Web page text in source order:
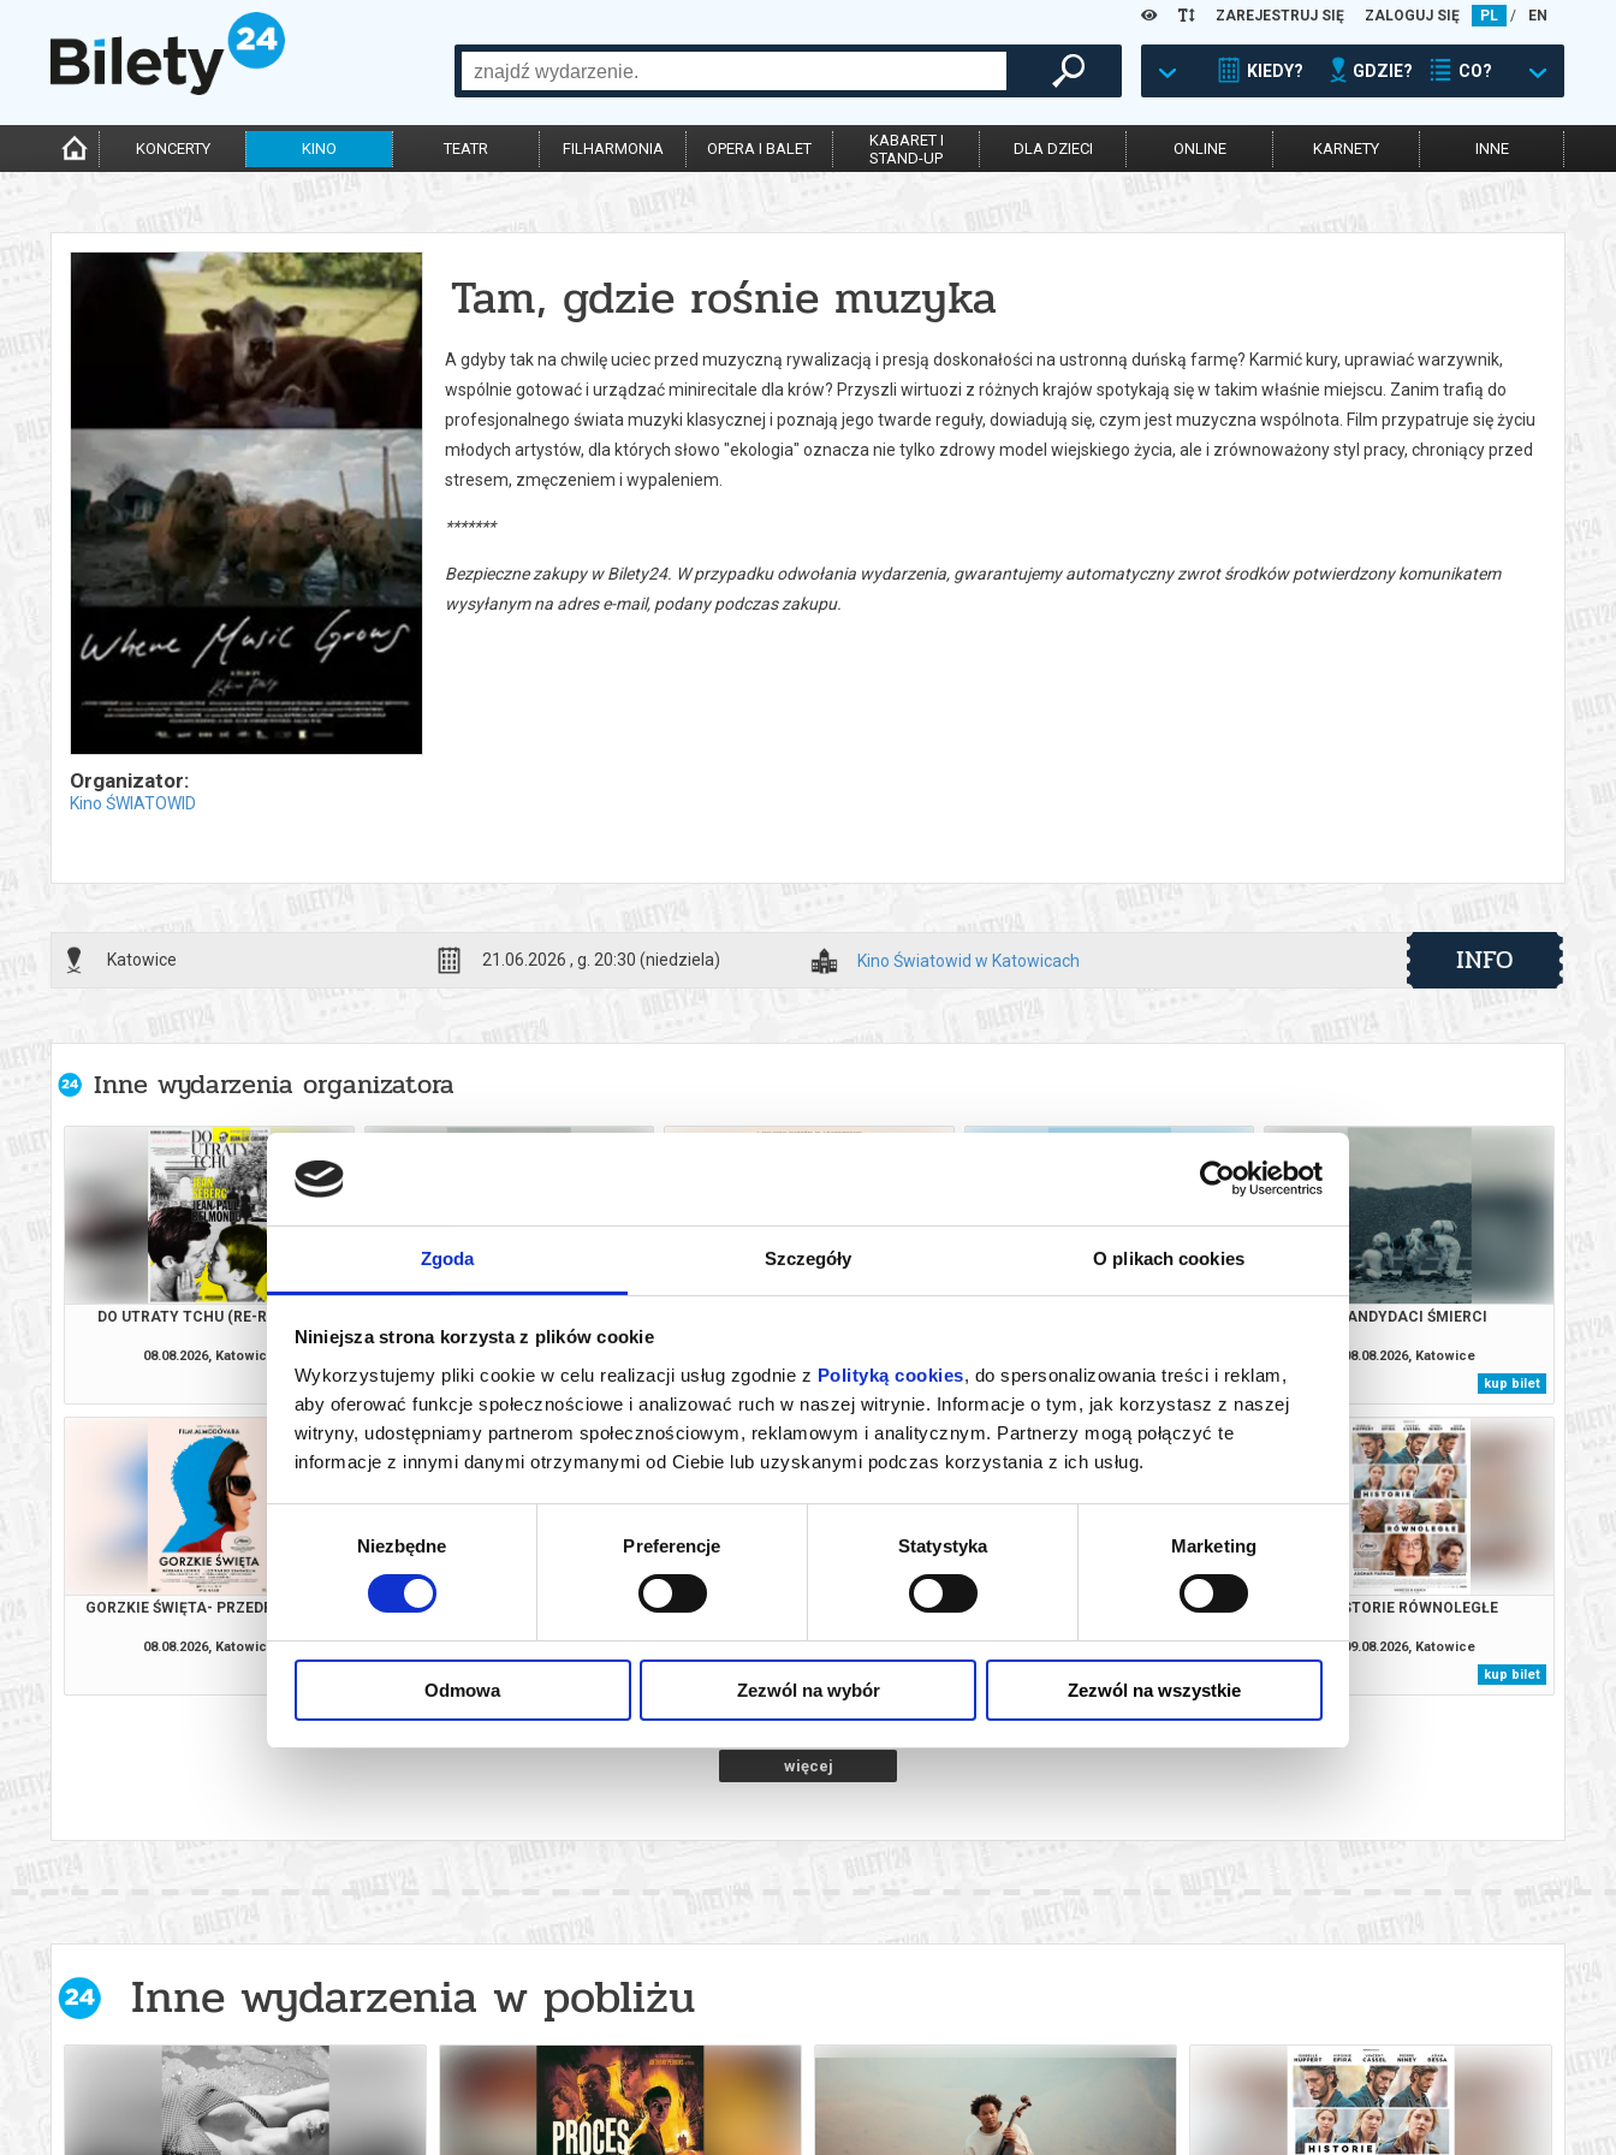
Zgoda Szczegóły O plikach cookies
Niniejsza strona korzysta z plików cookie
Wykorzystujemy pliki cookie w celu realizacji usług zgodnie z Polityką cookies, do spersonalizowania treści i reklam,
aby oferować funkcje społecznościowe i analizować ruch w naszej witrynie. Informacje o tym, jak korzystasz z naszej
witryny, udostępniamy partnerom społecznościowym, reklamowym i analitycznym. Partnerzy mogą połączyć te
informacje z innymi danymi otrzymanymi od Ciebie lub uzyskanymi podczas korzystania z ich usług.
Niezbędne Preferencje Statystyka Marketing
Odmowa Zezwól na wybór Zezwól na wszystkie
ZAREJESTRUJ SIĘ ZALOGUJ SIĘ PL / EN
KIEDY? GDZIE? CO?
KONCERTY KINO TEATR FILHARMONIA OPERA I BALET
KABARET I
STAND-UP
DLA DZIECI ONLINE KARNETY INNE
Organizator:
Kino ŚWIATOWID
Tam, gdzie rośnie muzyka
A gdyby tak na chwilę uciec przed muzyczną rywalizacją i presją doskonałości na ustronną duńską farmę? Karmić kury, uprawiać warzywnik,
wspólnie gotować i urządzać minirecitale dla krów? Przyszli wirtuozi z różnych krajów spotykają się w takim właśnie miejscu. Zanim trafią do
profesjonalnego świata muzyki klasycznej i poznają jego twarde reguły, dowiadują się, czym jest muzyczna wspólnota. Film przypatruje się życiu
młodych artystów, dla których słowo "ekologia" oznacza nie tylko zdrowy model wiejskiego życia, ale i zrównoważony styl pracy, chroniący przed
stresem, zmęczeniem i wypaleniem.
*******
Bezpieczne zakupy w Bilety24. W przypadku odwołania wydarzenia, gwarantujemy automatyczny zwrot środków potwierdzony komunikatem
wysyłanym na adres e-mail, podany podczas zakupu.
Katowice 21.06.2026 , g. 20:30 (niedziela) Kino Światowid w Katowicach INFO
Inne wydarzenia organizatora
DO UTRATY TCHU (RE-RELEASE)
08.08.2026, Katowice
kup bilet
kup bilet
kup bilet
kup bilet
KANDYDACI ŚMIERCI
08.08.2026, Katowice
kup bilet
GORZKIE ŚWIĘTA- PRZEDPREMIERA
08.08.2026, Katowice
HISTORIE RÓWNOLEGŁE HISTORIE RÓWNOLEGŁE
09.08.2026, Katowice
kup bilet
więcej
Inne wydarzenia w pobliżu